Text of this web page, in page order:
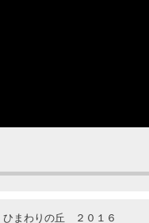
ひまわりの丘 ２０１６